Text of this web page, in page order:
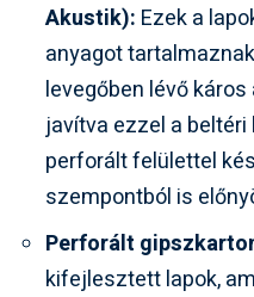
Akustik): Ezek a
anyagot
levegőben lévő
javítva ezzel a
perforált felülettel
szempontból is
Perforált
kifejlesztett lapok,